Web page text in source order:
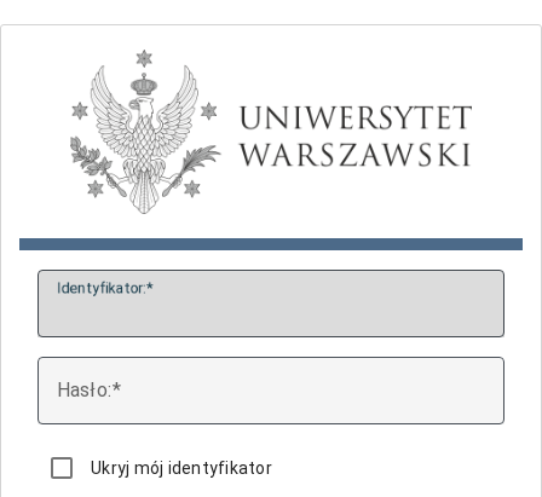
Identyfikator:
Hasło:
Ukryj mój identyfikator